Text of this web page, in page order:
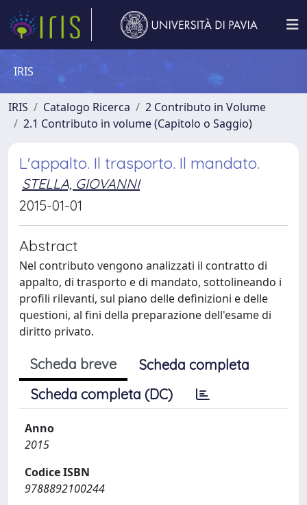
IRIS
IRIS Catalogo Ricerca
2 Contributo in Volume
2.1 Contributo in volume (Capitolo o Saggio)
L'appalto. Il trasporto. Il mandato.
STELLA, GIOVANNI
2015-01-01
Abstract
Nel contributo vengono analizzati il contratto di
appalto, di trasporto e di mandato, sottolineando i
profili rilevanti, sul piano delle definizioni e delle
questioni, al fini della preparazione dell'esame di
diritto privato.
Scheda breve
Scheda completa
Scheda completa (DC)
Anno
2015
Codice ISBN
9788892100244